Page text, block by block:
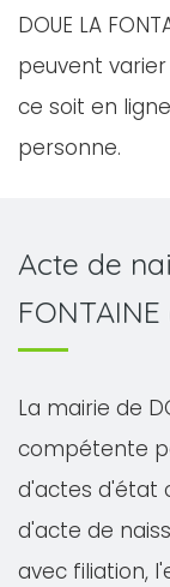
DOUE LA
peuvent
ce soit en
personne.
Acte de
La mairie de
compétente
d'actes d'état
d'acte de
avec filiation,